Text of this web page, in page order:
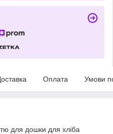
Оплата Умови
для дошки для хліба